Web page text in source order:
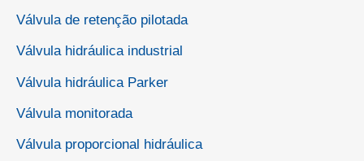
Válvula de retenção pilotada
Válvula hidráulica industrial
Válvula hidráulica Parker
Válvula monitorada
Válvula proporcional hidráulica